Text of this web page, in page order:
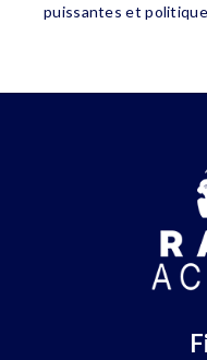
puissantes et